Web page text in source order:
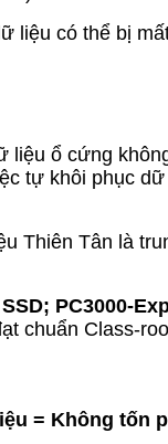
liệu có thể bị
liệu ổ cứng
tự khôi phục
Thiên Tân là
PC3000-
chuẩn Class-
= Không tốn